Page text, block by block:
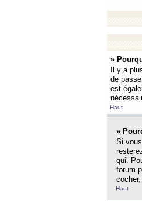
»
Il y a
de
est
Haut
»
Si
qui.
forum
Haut